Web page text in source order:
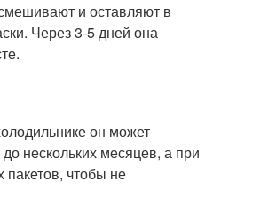
и оставляют в
Через 3-5 дней она
он может
нескольких месяцев, а при
пакетов, чтобы не